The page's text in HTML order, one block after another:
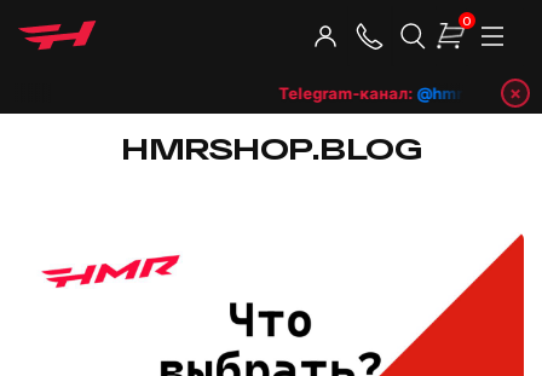
0
Telegram-канал:@hmrshop_ru👈
×
HMRSHOP.BLOG